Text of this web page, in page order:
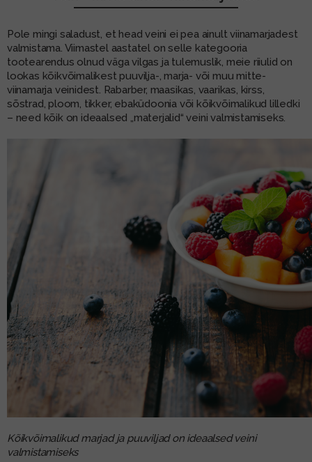
Pole mingi saladust, et head veini ei pea ainult viinamarjadest
valmistama. Viimastel aastatel on selle kategooria
tootearendus olnud väga vilgas ja tulemuslik, meie riiulid on
lookas kõikvõimalikest puuvilja-, marja- või muu mitte-
viinamarja veinidest. Rabarber, maasikas, vaarikas, kirss,
sõstrad, ploom, tikker, ebaküdoonia või kõikvõimalikud lilledki
– need kõik on ideaalsed „materjalid“ veini valmistamiseks.
Kõikvõimalikud marjad ja puuviljad on ideaalsed veini
valmistamiseks